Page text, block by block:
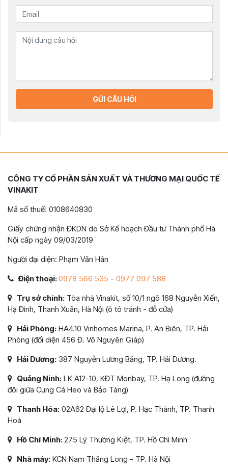
GỬI CÂU HỎI
CÔNG TY CỔ PHẦN SẢN XUẤT VÀ THƯƠNG MẠI QUỐC TẾ
VINAKIT
Mã số thuế: 0108640830
Giấy chứng nhận ĐKDN do Sở Kế hoạch Đầu tư Thành phố Hà
Nội cấp ngày 09/03/2019
Người đại diện: Phạm Văn Hân
Điện thoại:0978 566 535 - 0977 097 588
Trụ sở chính: Tòa nhà Vinakit, số 10/1 ngõ 168 Nguyễn Xiển,
Hạ Đình, Thanh Xuân, Hà Nội (ô tô tránh - đỗ cửa)
Hải Phòng: HA4.10 Vinhomes Marina, P. An Biên, TP. Hải
Phòng (đối diện 456 Đ. Võ Nguyên Giáp)
Hải Dương: 387 Nguyễn Lương Bằng, TP. Hải Dương.
Quảng Ninh: LK A12-10, KĐT Monbay, TP. Hạ Long (đường
đôi giữa Cung Cá Heo và Bảo Tàng)
Thanh Hóa: 02A62 Đại lộ Lê Lợi, P. Hạc Thành, TP. Thanh
Hoá
Hồ Chí Minh:275 Lý Thường Kiệt, TP. Hồ Chí Minh
Nhà máy: KCN Nam Thăng Long - TP. Hà Nội